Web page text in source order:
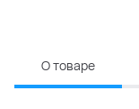
О товаре